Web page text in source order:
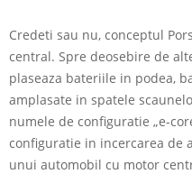
Credeti sau nu, conceptul
central. Spre deosebire de
plaseaza bateriile in podea,
amplasate in spatele
numele de configuratie „e-
configuratie in incercarea de
unui automobil cu motor